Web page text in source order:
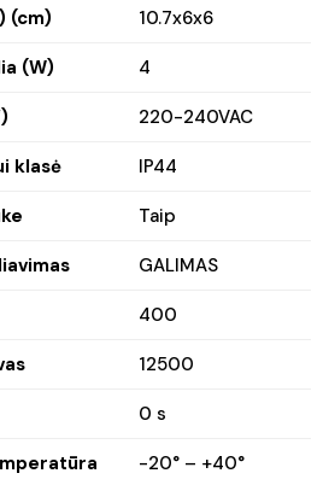
(cm) 10.7x6x6
(W) 4
220-240VAC
klasė IP44
Taip
GALIMAS
400
12500
0 s
-20° – +40°